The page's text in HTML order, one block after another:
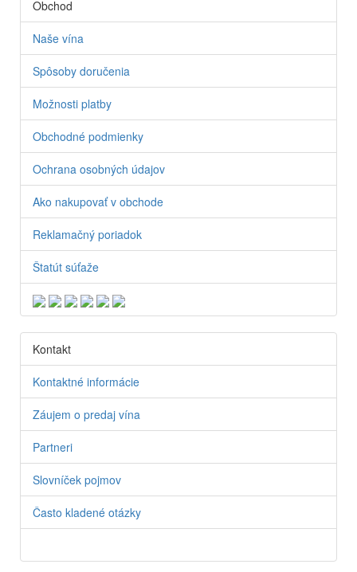
Obchod
Naše vína
Spôsoby doručenia
Možnosti platby
Obchodné podmienky
Ochrana osobných údajov
Ako nakupovať v obchode
Reklamačný poriadok
Štatút súťaže
Kontakt
Kontaktné informácie
Záujem o predaj vína
Partneri
Slovníček pojmov
Často kladené otázky